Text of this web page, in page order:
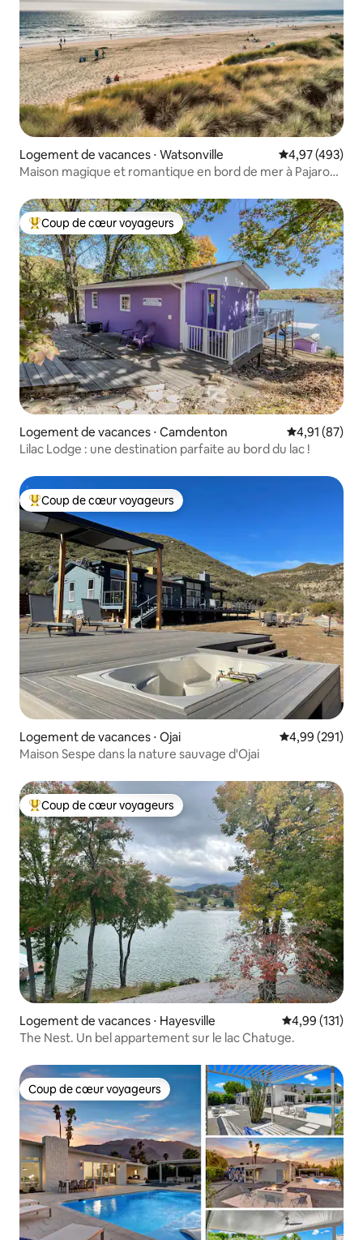
Logement de vacances ⋅ Watsonville Évaluation
4,97 (493)
Maison magique et romantique en bord de mer à Pajaro
Coups de cœur voyageurs les plus appréciés
Coup de cœur voyageurs
Logement de vacances ⋅ Camdenton Évaluation
4,91 (87)
Lilac Lodge : une destination parfaite au bord du lac !
Coups de cœur voyageurs les plus appréciés
Coup de cœur voyageurs
Logement de vacances ⋅ Ojai Évaluation
4,99 (291)
Maison Sespe dans la nature sauvage d'Ojai
Coups de cœur voyageurs les plus appréciés
Coup de cœur voyageurs
Logement de vacances ⋅ Hayesville Évaluation
4,99 (131)
The Nest. Un bel appartement sur le lac Chatuge.
Coup de cœur voyageurs
Coup de cœur voyageurs